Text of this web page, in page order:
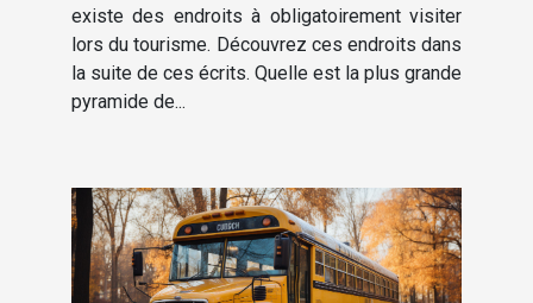
existe des endroits à obligatoirement visiter
lors du tourisme. Découvrez ces endroits dans
la suite de ces écrits. Quelle est la plus grande
pyramide de...